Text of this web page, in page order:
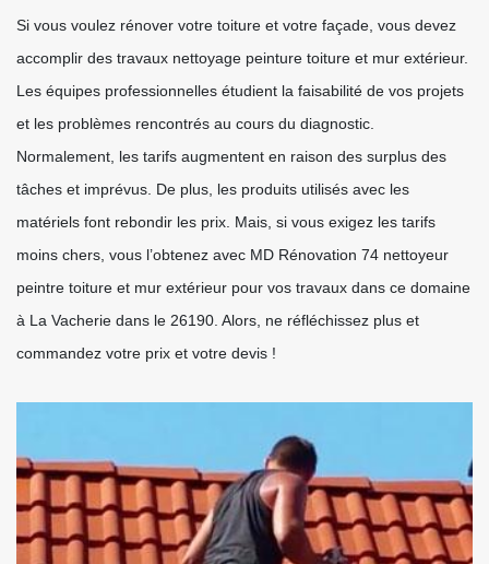
Si vous voulez rénover votre toiture et votre façade, vous devez
accomplir des travaux nettoyage peinture toiture et mur extérieur.
Les équipes professionnelles étudient la faisabilité de vos projets
et les problèmes rencontrés au cours du diagnostic.
Normalement, les tarifs augmentent en raison des surplus des
tâches et imprévus. De plus, les produits utilisés avec les
matériels font rebondir les prix. Mais, si vous exigez les tarifs
moins chers, vous l’obtenez avec MD Rénovation 74 nettoyeur
peintre toiture et mur extérieur pour vos travaux dans ce domaine
à La Vacherie dans le 26190. Alors, ne réfléchissez plus et
commandez votre prix et votre devis !